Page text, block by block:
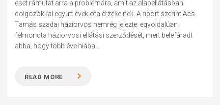
eset rámutat arra a problémára, amit az alapellátásban
dolgozókkal együtt évek óta érzékelnek. A riport szerint Ács
Tamás szadai háziorvos nemrég jelezte: egyoldalúan
felmondta háziorvosi ellátási szerződését, mert belefáradt
abba, hogy több éve hiába...
READ MORE